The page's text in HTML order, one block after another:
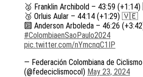
🥈 Franklin Archibold – 43:59
🥉 Orluis Aular – 44:14 (+1:29) 🇻🇪
🔟 Anderson Arboleda – 46:26
#ColombiaenSaoPaulo2024
pic.twitter.com/nYmcnqC1IP
— Federación Colombiana de Ciclismo
(@fedeciclismocol) May 23, 2024